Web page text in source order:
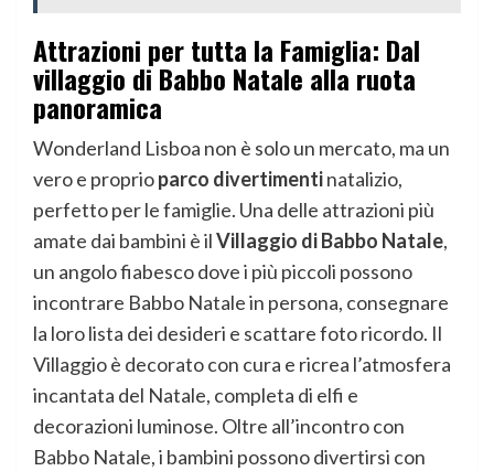
Attrazioni per tutta la Famiglia: Dal
villaggio di Babbo Natale alla ruota
panoramica
Wonderland Lisboa non è solo un mercato, ma un
vero e proprioparco divertimentinatalizio,
perfetto per le famiglie. Una delle attrazioni più
amate dai bambini è ilVillaggio di Babbo Natale,
un angolo fiabesco dove i più piccoli possono
incontrare Babbo Natale in persona, consegnare
la loro lista dei desideri e scattare foto ricordo. Il
Villaggio è decorato con cura e ricrea l’atmosfera
incantata del Natale, completa di elfi e
decorazioni luminose. Oltre all’incontro con
Babbo Natale, i bambini possono divertirsi con